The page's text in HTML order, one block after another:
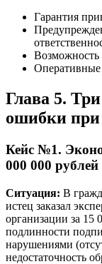
Гарантия
Возможность
Оперативные
Глава 5.
ошибки при
Кейс №1.
000 000 рублей
Ситуация: В
истец заказал
организации за 15
подлинности
нарушениями
недостаточность